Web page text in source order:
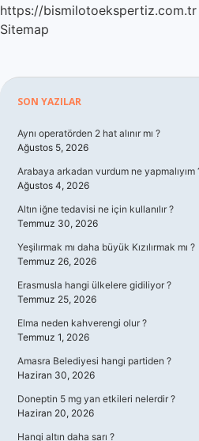
https://bismilotoekspertiz.com.tr
Sitemap
Sidebar
SON YAZILAR
Aynı operatörden 2 hat alınır mı ?
Ağustos 5, 2026
Arabaya arkadan vurdum ne yapmalıyım
Ağustos 4, 2026
Altın iğne tedavisi ne için kullanılır ?
Temmuz 30, 2026
Yeşilırmak mı daha büyük Kızılırmak mı ?
Temmuz 26, 2026
Erasmusla hangi ülkelere gidiliyor ?
Temmuz 25, 2026
Elma neden kahverengi olur ?
Temmuz 1, 2026
Amasra Belediyesi hangi partiden ?
Haziran 30, 2026
Doneptin 5 mg yan etkileri nelerdir ?
Haziran 20, 2026
Hangi altın daha sarı ?